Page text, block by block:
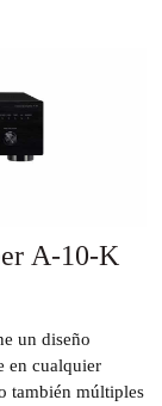
A-10-K
un diseño
en cualquier
también múltiples